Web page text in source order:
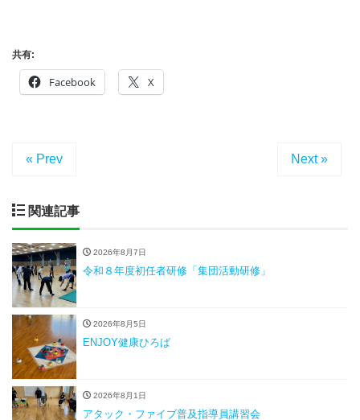
共有:
Facebook X
« Prev Next »
関連記事
2026年8月7日
令和８年度初任者研修「集団活動研修」
2026年8月5日
ENJOY健康ひろば
2026年8月1日
アタック・ファイブ普及指導員講習会